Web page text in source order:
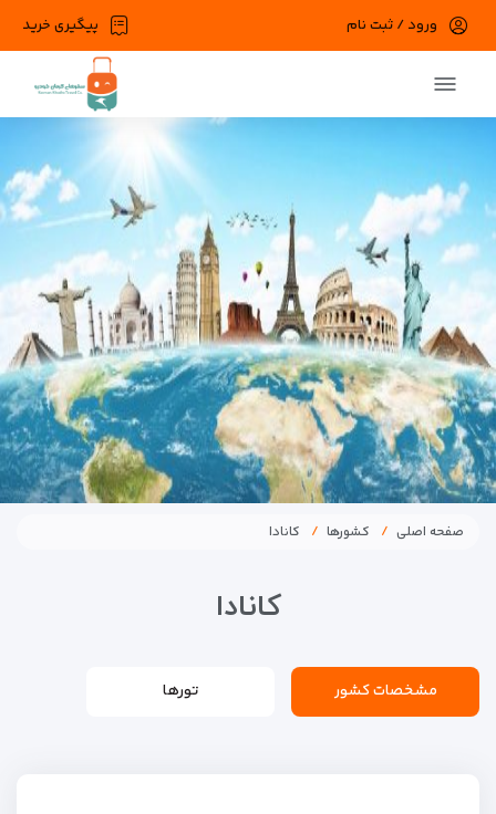
پیگیری خرید ورود / ثبت نام
صفحه اصلی کشورها کانادا
کانادا
مشخصات کشور تورها